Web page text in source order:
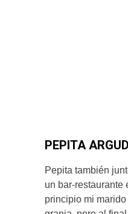
PEPITA
Pepita también
un bar-restaurante
principio mi